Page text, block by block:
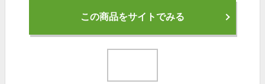
この商品をサイトでみる